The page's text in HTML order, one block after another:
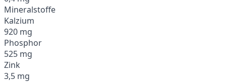
Mineralstoffe
Kalzium
920 mg
Phosphor
525 mg
Zink
3,5 mg